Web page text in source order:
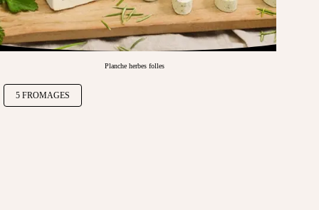
Planche herbes folles
5 FROMAGES